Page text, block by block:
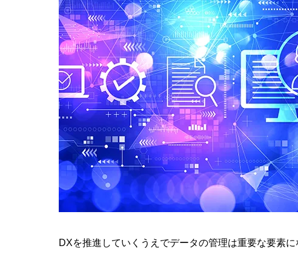
DXを推進していくうえでデータの管理は重要な要素